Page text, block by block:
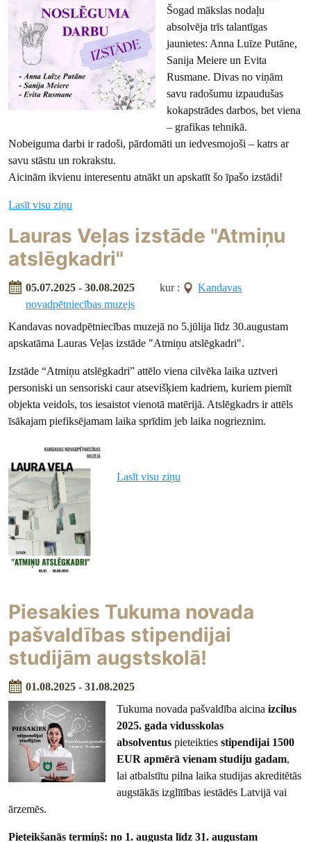
Šogad mākslas nodaļu
absolvēja trīs talantīgas
jaunietes: Anna Luīze Putāne,
Sanija Meiere un Evita
Rusmane. Divas no viņām
savu radošumu izpaudušas
kokapstrādes darbos, bet viena
– grafikas tehnikā.
Nobeiguma darbi ir radoši, pārdomāti un iedvesmojoši – katrs ar
savu stāstu un rokrakstu.
Aicinām ikvienu interesentu atnākt un apskatīt šo īpašo izstādi!
Lasīt visu ziņu
Lauras Veļas izstāde "Atmiņu
atslēgkadri"
05.07.2025 - 30.08.2025 kur :
Kandavas
novadpētniecības muzejs
Kandavas novadpētniecības muzejā no 5.jūlija līdz 30.augustam
apskatāma Lauras Veļas izstāde "Atmiņu atslēgkadri".
Izstāde “Atmiņu atslēgkadri” attēlo viena cilvēka laika uztveri
personiski un sensoriski caur atsevišķiem kadriem, kuriem piemīt
objekta veidols, tos iesaistot vienotā matērijā. Atslēgkadrs ir attēls
īsākajam piefiksējamam laika sprīdim jeb laika nogrieznim.
Lasīt visu ziņu
Piesakies Tukuma novada
pašvaldības stipendijai
studijām augstskolā!
01.08.2025 - 31.08.2025
Tukuma novada pašvaldība aicina izcilus
2025. gada vidusskolas
absolventus pieteiktiesstipendijai 1500
EUR apmērā vienam studiju gadam,
lai atbalstītu pilna laika studijas akreditētās
augstākās izglītības iestādēs Latvijā vai
ārzemēs.
Pieteikšanās termiņš: no 1. augusta līdz 31. augustam